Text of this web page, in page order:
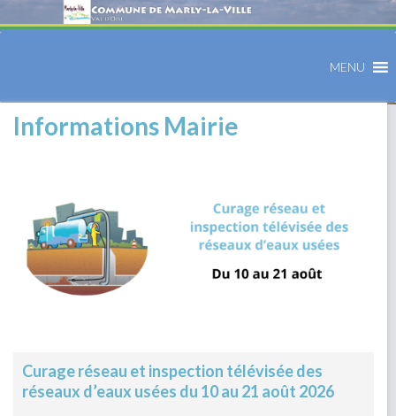
MENU
Informations Mairie
Curage réseau et inspection télévisée des
réseaux d’eaux usées du 10 au 21 août 2026